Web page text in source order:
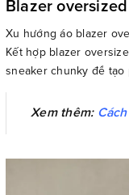
Blazer
Xu hướng áo blazer
Kết hợp blazer
sneaker chunky để
Xem thêm: